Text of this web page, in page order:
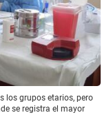
los grupos etarios, pero
se registra el mayor